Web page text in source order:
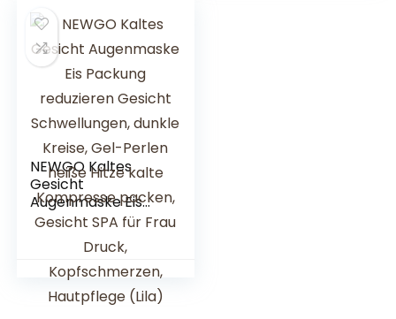
Befeuchten der
Haut –
tiefenreinigendes
Himalaya-
Salzpeelin
NEWGO Kaltes
Gesicht
Augenmaske Eis
Packung
reduzieren Gesicht
Schwellungen,
dunkle Kreise, Gel-
Perlen heiße Hitze
kalte Kompresse